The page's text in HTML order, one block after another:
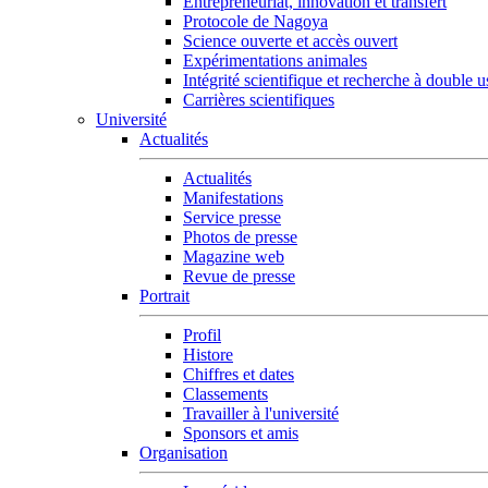
Protocole de Nagoya
Science ouverte et accès ouvert
Expérimentations animales
Intégrité scientifique et recherche à double
Carrières scientifiques
Université
Actualités
Actualités
Manifestations
Service presse
Photos de presse
Magazine web
Revue de presse
Portrait
Profil
Histore
Chiffres et dates
Classements
Travailler à l'université
Sponsors et amis
Organisation